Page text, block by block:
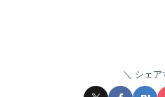
シェア